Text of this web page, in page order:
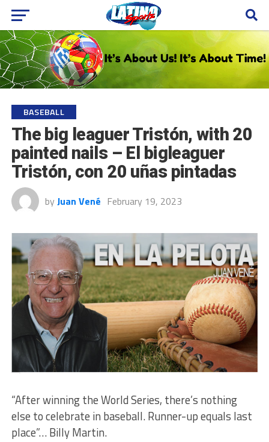
BASEBALL
The big leaguer Tristón, with 20
painted nails – El bigleaguer
Tristón, con 20 uñas pintadas
by Juan Vené February 19, 2023
“After winning the World Series, there’s nothing
else to celebrate in baseball. Runner-up equals last
place”… Billy Martin.